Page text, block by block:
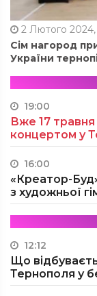
2 Лютого 2024,
Сім нагород
України
19:00
Вже 17
концертом у
16:00
«Креатор-
з художньої
12:12
Що
Тернополя у